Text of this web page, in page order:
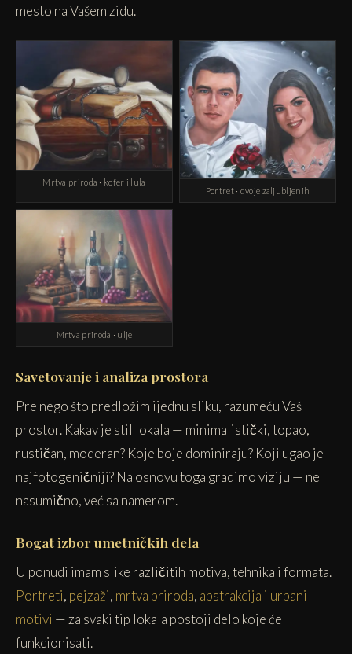
mesto na Vašem zidu.
Mrtva priroda · kofer i lula
Portret · dvoje zaljubljenih
Mrtva priroda · ulje
Savetovanje i analiza prostora
Pre nego što predložim ijednu sliku, razumeću Vaš
prostor. Kakav je stil lokala — minimalistički, topao,
rustičan, moderan? Koje boje dominiraju? Koji ugao je
najfotogeničniji? Na osnovu toga gradimo viziju — ne
nasumično, već sa namerom.
Bogat izbor umetničkih dela
U ponudi imam slike različitih motiva, tehnika i formata.
Portreti, pejzaži, mrtva priroda, apstrakcija i urbani
motivi — za svaki tip lokala postoji delo koje će
funkcionisati.